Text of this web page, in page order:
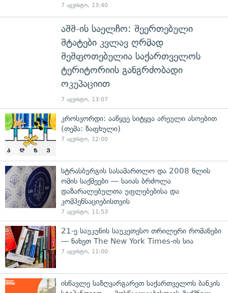
7 აგვისტო, 13:40
აშშ-ის საელჩო: შეერთებული
შტატები კვლავ ღრმად
შეშფოთებულია საქართველოს
ტერიტორიის განგრძობადი
ოკუპაციით
7 აგვისტო, 13:07
კროსვორდი: ააწყვე სიტყვა არეული ასოებით
(თემა: ზაფხული)
7 აგვისტო, 12:00
სტრასბურგის სასამართლო და 2008 წლის
ომის საქმეები — საიას ბრძოლა
დაზარალებულთა უფლებებისა და
კომპენსაციებისთვის
7 აგვისტო, 11:53
21-ე საუკუნის საუკეთესო თრილერი რომანები
— ნახეთ The New York Times-ის სია
7 აგვისტო, 11:00
ისწავლე საზღვარგარეთ საქართველოს ბანკის